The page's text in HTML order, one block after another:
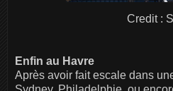
Credit :
Enfin au Havre
Après avoir fait escale dans